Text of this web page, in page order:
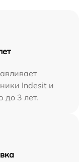
Indesit и
до 3 лет.